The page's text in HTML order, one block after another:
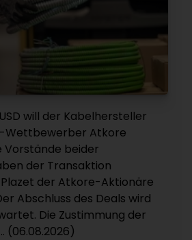
will der Kabelhersteller
Wettbewerber Atkore
Vorstände beider
der Transaktion
der Atkore-Aktionäre
Abschluss des Deals wird
Die Zustimmung der
(06.08.2026)